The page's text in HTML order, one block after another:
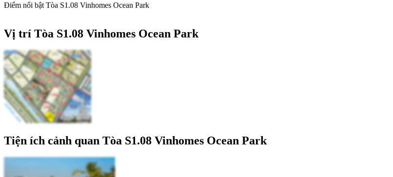
Điểm nổi bật Tòa S1.08 Vinhomes Ocean Park
Vị trí Tòa S1.08 Vinhomes Ocean Park
Tiện ích cảnh quan Tòa S1.08 Vinhomes Ocean Park